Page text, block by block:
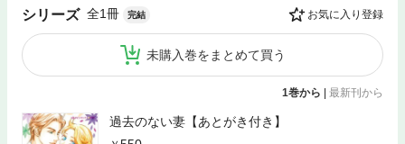
シリーズ 全1冊 完結 お気に入り登録
未購入巻をまとめて買う
1巻から | 最新刊から
過去のない妻【あとがき付き】